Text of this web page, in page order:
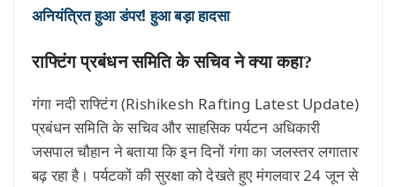
अनियंत्रित हुआ डंपर! हुआ बड़ा हादसा
राफ्टिंग प्रबंधन समिति के सचिव ने क्या कहा?
गंगा नदी राफ्टिंग (Rishikesh Rafting Latest Update)
प्रबंधन समिति के सचिव और साहसिक पर्यटन अधिकारी
जसपाल चौहान ने बताया कि इन दिनों गंगा का जलस्तर लगातार
बढ़ रहा है। पर्यटकों की सुरक्षा को देखते हुए मंगलवार 24 जून से